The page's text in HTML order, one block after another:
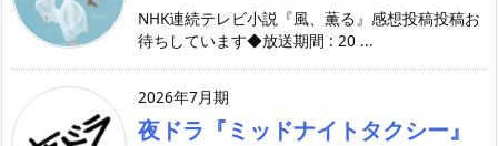
NHK連続テレビ小説『風、薫る』感想投稿投稿お
待ちしています◆放送期間 : 20 ...
2026年7月期
夜ドラ『ミッドナイトタクシー』